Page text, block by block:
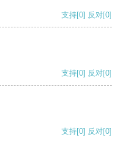
支持[0] 反对[0]
支持[0] 反对[0]
支持[0] 反对[0]